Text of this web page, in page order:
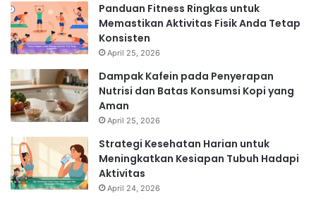
Panduan Fitness Ringkas untuk
Memastikan Aktivitas Fisik Anda Tetap
Konsisten
April 25, 2026
Dampak Kafein pada Penyerapan
Nutrisi dan Batas Konsumsi Kopi yang
Aman
April 25, 2026
Strategi Kesehatan Harian untuk
Meningkatkan Kesiapan Tubuh Hadapi
Aktivitas
April 24, 2026